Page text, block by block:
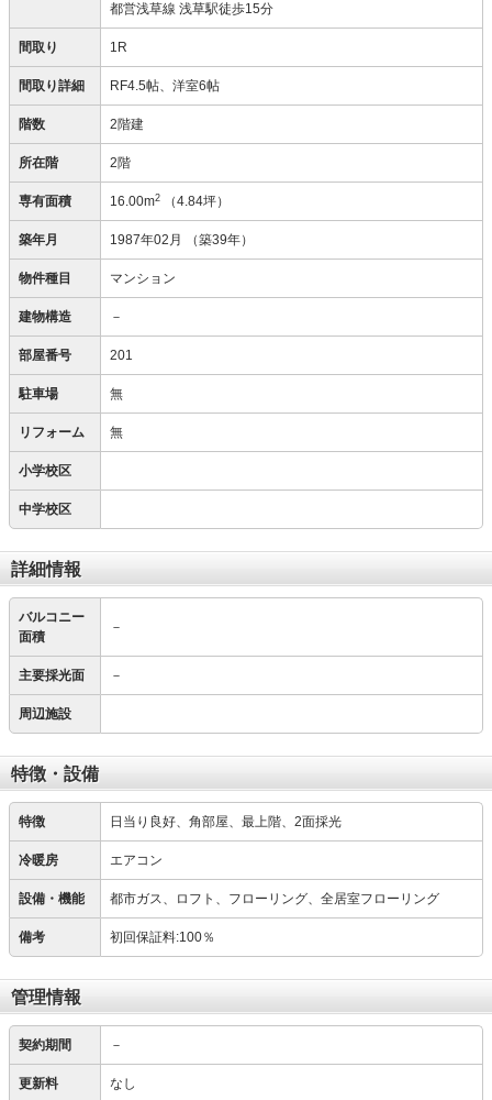
都営浅草線 浅草駅徒歩15分
間取り 1R
間取り詳細 RF4.5帖、洋室6帖
階数 2階建
所在階 2階
専有面積 16.00m2 （4.84坪）
築年月 1987年02月 （築39年）
物件種目 マンション
建物構造 －
部屋番号 201
駐車場 無
リフォーム 無
小学校区
中学校区
詳細情報
バルコニー
面積
－
主要採光面 －
周辺施設
特徴・設備
特徴 日当り良好、角部屋、最上階、2面採光
冷暖房 エアコン
設備・機能 都市ガス、ロフト、フローリング、全居室フローリング
備考 初回保証料:100％
管理情報
契約期間 －
更新料 なし